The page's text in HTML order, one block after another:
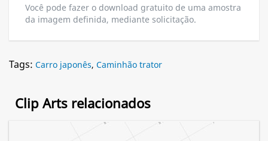
Você pode fazer o download gratuito de uma amostra
da imagem definida, mediante solicitação.
Tags: Carro japonês, Caminhão trator
Clip Arts relacionados